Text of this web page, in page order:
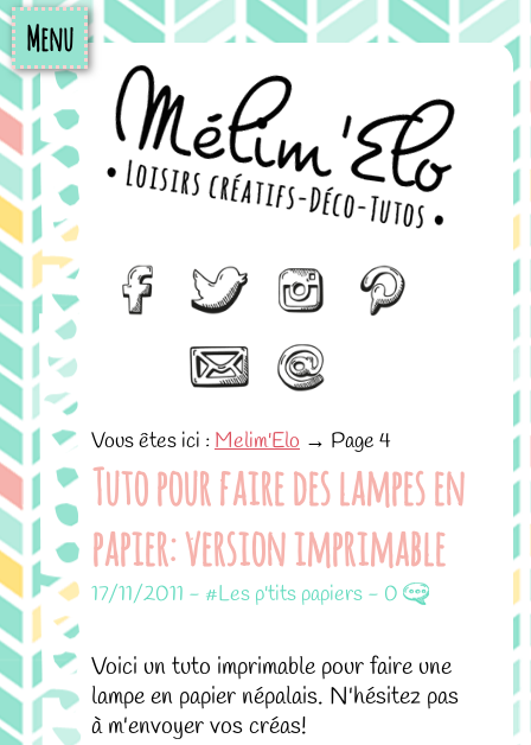
Vous êtes ici :Melim'Elo → Page 4
Tuto pour faire des lampes en
papier: version imprimable
17/11/2011 - #Les p'tits papiers - 0
Voici un tuto imprimable pour faire une
lampe en papier népalais. N'hésitez pas
à m'envoyer vos créas!
Menu